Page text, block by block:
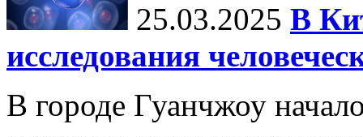
25.03.2025 В
исследования
В городе Гуанчжоу